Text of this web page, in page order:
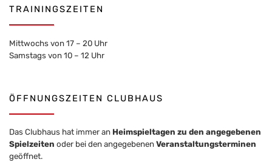
TRAININGSZEITEN
Mittwochs von 17 – 20 Uhr
Samstags von 10 – 12 Uhr
ÖFFNUNGSZEITEN CLUBHAUS
Das Clubhaus hat immer an Heimspieltagen zu den angegebenen
Spielzeiten oder bei den angegebenenVeranstaltungsterminen
geöffnet.